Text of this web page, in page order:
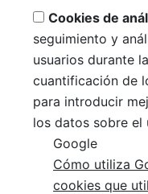
Cookies de
seguimiento y
usuarios durante
cuantificación de
para introducir
los datos sobre
Google
Cómo utiliza
cookies que